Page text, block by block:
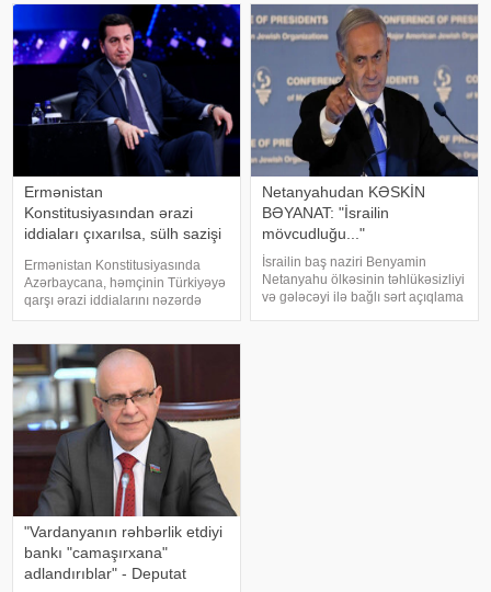
ilə bağlı müzakirələri yenidən
gündəmə gətirib. Bununla belə,
Ağ Ev b
yanaşı, Cənubi Qafqazın
geosiyasi xəritəsində baş verən
dəyişikliklərin də mühü
Ermənistan
Konstitusiyasından ərazi
iddiaları çıxarılsa, sülh sazişi
Ermənistan Konstitusiyasında
Azərbaycana, həmçinin Türkiyəyə
qarşı ərazi iddialarını nəzərdə
tutan maddə çıxarılmalıdır. Bunu
köməkçisi – Prezident
Administrasiyasının Xarici siyasət
məsələləri şöbəsini
Netanyahudan KƏSKİN
BƏYANAT: "İsrailin
mövcudluğu..."
İsrailin baş naziri Benyamin
Netanyahu ölkəsinin təhlükəsizliyi
və gələcəyi ilə bağlı sərt açıqlama
"Vardanyanın rəhbərlik etdiyi
bankı "camaşırxana"
adlandırıblar" - Deputat